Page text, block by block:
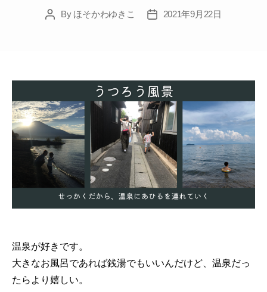
PostBy ほそかわゆきこ
Post2021年9月22日
温泉が好きです。
大きなお風呂であれば銭湯でもいいんだけど、温泉だっ
たらより嬉しい。